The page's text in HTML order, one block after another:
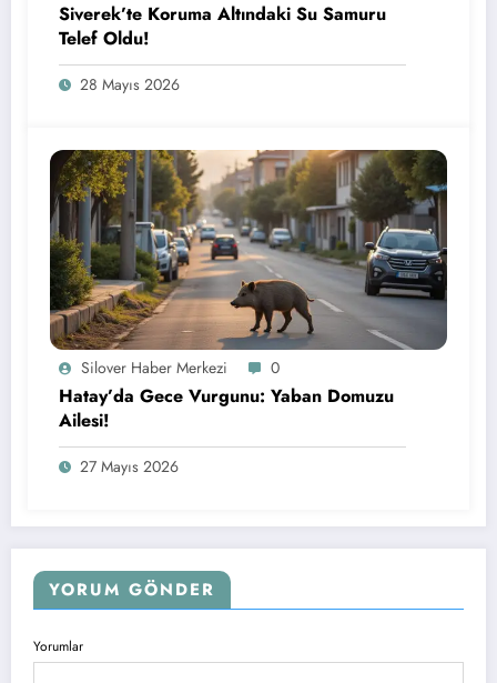
Siverek’te Koruma Altındaki Su Samuru
Telef Oldu!
28 Mayıs 2026
Silover Haber Merkezi 0
Hatay’da Gece Vurgunu: Yaban Domuzu
Ailesi!
27 Mayıs 2026
YORUM GÖNDER
Yorumlar